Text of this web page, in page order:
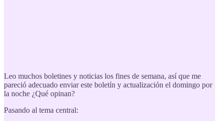
Leo muchos boletines y noticias los fines de semana, así que me
pareció adecuado enviar este boletín y actualización el domingo por
la noche ¿Qué opinan?
Pasando al tema central: